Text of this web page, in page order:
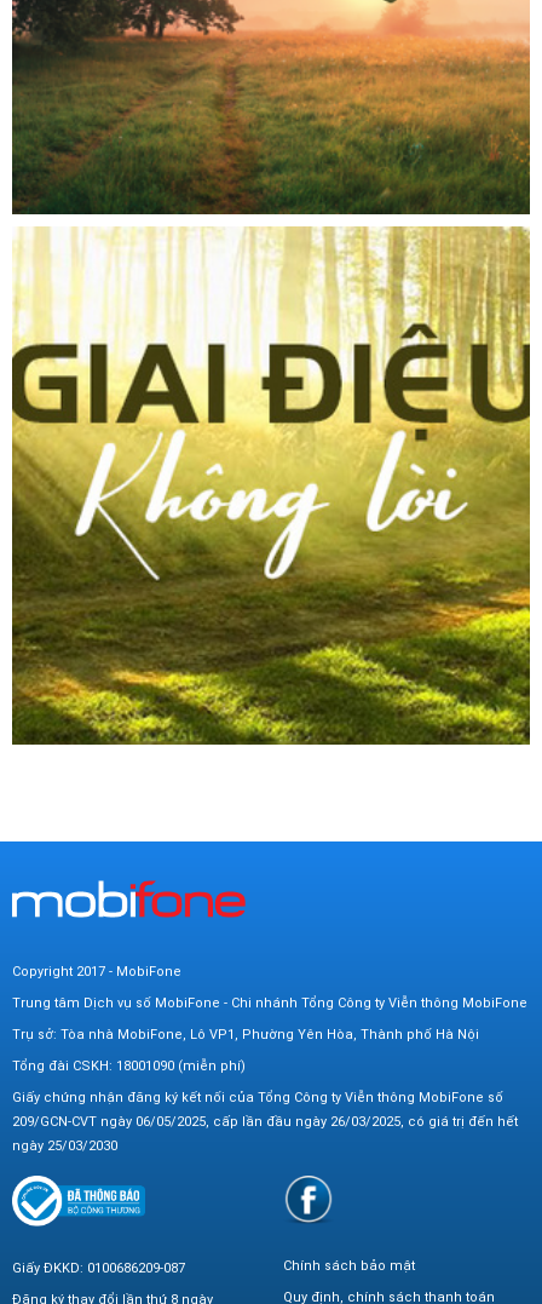
Copyright 2017 - MobiFone
Trung tâm Dịch vụ số MobiFone - Chi nhánh Tổng Công ty Viễn thông MobiFone
Trụ sở: Tòa nhà MobiFone, Lô VP1, Phường Yên Hòa, Thành phố Hà Nội
Tổng đài CSKH: 18001090 (miễn phí)
Giấy chứng nhận đăng ký kết nối của Tổng Công ty Viễn thông MobiFone số
209/GCN-CVT ngày 06/05/2025, cấp lần đầu ngày 26/03/2025, có giá trị đến hết
ngày 25/03/2030
Giấy ĐKKD: 0100686209-087
Đăng ký thay đổi lần thứ 8 ngày
Chính sách bảo mật
Quy định, chính sách thanh toán